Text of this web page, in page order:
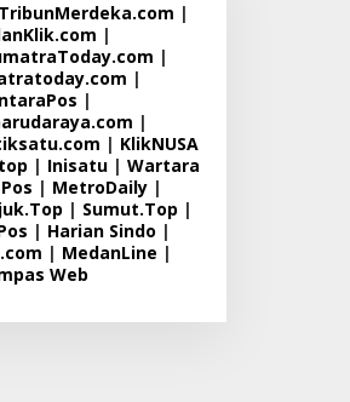
TribunMerdeka.com |
|
|
|
|
|
| KlikNUSA
| Inisatu| Wartara
| MetroDaily|
| Sumut.Top |
| Harian Sindo |
| MedanLine |
Web